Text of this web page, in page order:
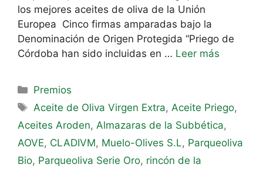
los mejores aceites de oliva de la Unión
Europea Cinco firmas amparadas bajo la
Denominación de Origen Protegida “Priego de
Córdoba han sido incluidas en … Leer más
Premios
Aceite de Oliva Virgen Extra, Aceite Priego,
Aceites Aroden, Almazaras de la Subbética,
AOVE, CLADIVM, Muelo-Olives S.L, Parqueoliva
Bio, Parqueoliva Serie Oro, rincón de la